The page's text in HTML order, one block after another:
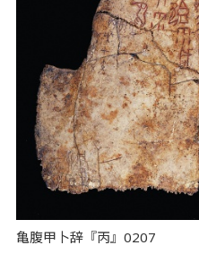
亀腹甲卜辞『丙』0207